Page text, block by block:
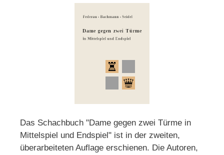
Das Schachbuch "Dame gegen zwei Türme in
Mittelspiel und Endspiel" ist in der zweiten,
überarbeiteten Auflage erschienen. Die Autoren,